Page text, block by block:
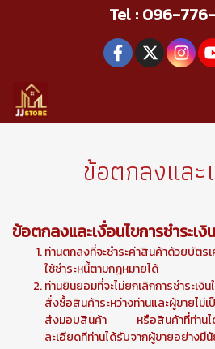
Tel : 096-
ข้อตกลงและ
ข้อตกลงและเงื่อนไขการชำระเงิน
ท่านตกลงที่จะชำระค่าสินค้าด้วยบัต
ใช้ชำระหนี้ตามกฎหมายได้
ท่านยินยอมที่จะไม่ยกเลิกการชำระเ
สั่งซื้อสินค้าระหว่างท่านและผู้ขายไม่
ส่งมอบสินค้า หรือสินค้าที่ท่านได้
ละเอียดทีท่านได้รับจากผู้ขายอย่าง